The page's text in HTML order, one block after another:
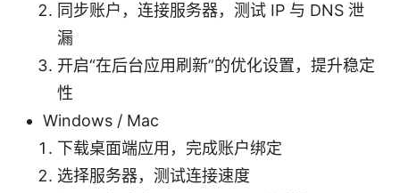
同步账户，连接服务器，测试 IP 与 DNS 泄
漏
开启“在后台应用刷新”的优化设置，提升稳定
性
Windows / Mac
下载桌面端应用，完成账户绑定
选择服务器，测试连接速度